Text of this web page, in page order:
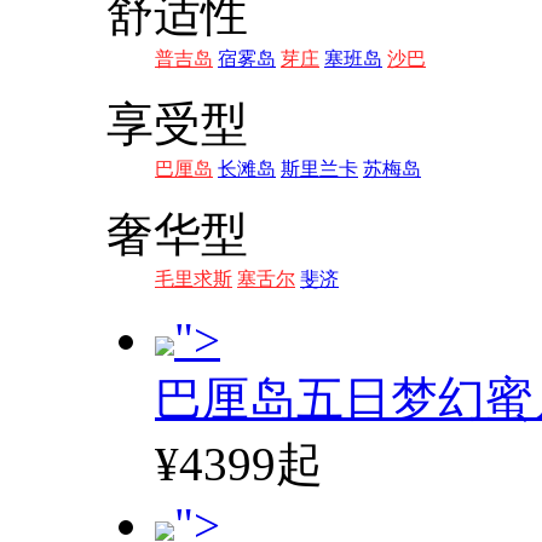
舒适性
普吉岛 宿雾岛 芽庄 塞班岛 沙巴
享受型
巴厘岛 长滩岛 斯里兰卡 苏梅岛
奢华型
毛里求斯 塞舌尔 斐济
">
巴厘岛五日梦幻
¥4399起
">